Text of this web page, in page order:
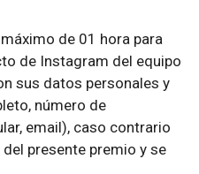
de 01 hora para
de Instagram del equipo
sus datos personales y
número de
email), caso contrario
presente premio y se